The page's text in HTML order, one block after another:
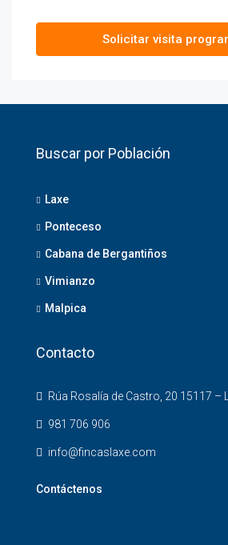
Solicitar visita
Buscar por Población
Laxe
Ponteceso
Cabana de Bergantiños
Vimianzo
Malpica
Contacto
Rúa Rosalía de Castro, 20 15117 –
981 706 906
info@fincaslaxe.com
Contáctenos